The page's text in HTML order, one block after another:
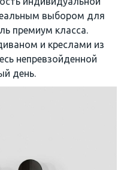
выбором для
премиум класса.
и креслами из
непревзойденной
день.